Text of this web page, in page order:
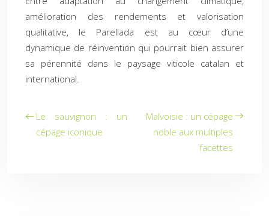
amélioration des rendements et valorisation
qualitative, le Parellada est au cœur d’une
dynamique de réinvention qui pourrait bien assurer
sa pérennité dans le paysage viticole catalan et
international.
Le sauvignon : un
cépage iconique
Malvoisie : un cépage
noble aux multiples
facettes